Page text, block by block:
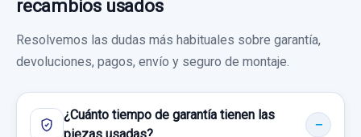
Ref:757694
40,00 €
Consultar por whatsapp
SUZUKI IGNIS RM (MH) BÁSICO
Ref:757676 OEM: 3891086G02000
AIRBAG DELANTERO DERECHO 7391086G11
7391086G11 usado.
SUZUKI IGNIS RM (MH) BÁSICO
recambios usados
Resolvemos las dudas más habituales sobre garantía,
devoluciones, pagos, envío y seguro de montaje.
¿Cuánto tiempo de garantía tienen las